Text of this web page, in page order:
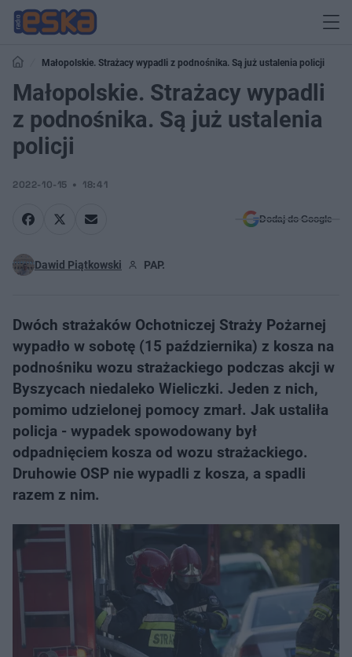
Małopolskie. Strażacy wypadli z podnośnika. Są już ustalenia policji
Małopolskie. Strażacy wypadli
z podnośnika. Są już ustalenia
policji
2022-10-15 18:41
Dodaj do Google
Dawid Piątkowski PAP.
Dwóch strażaków Ochotniczej Straży Pożarnej
wypadło w sobotę (15 października) z kosza na
podnośniku wozu strażackiego podczas akcji w
Byszycach niedaleko Wieliczki. Jeden z nich,
pomimo udzielonej pomocy zmarł. Jak ustaliła
policja - wypadek spowodowany był
odpadnięciem kosza od wozu strażackiego.
Druhowie OSP nie wypadli z kosza, a spadli
razem z nim.